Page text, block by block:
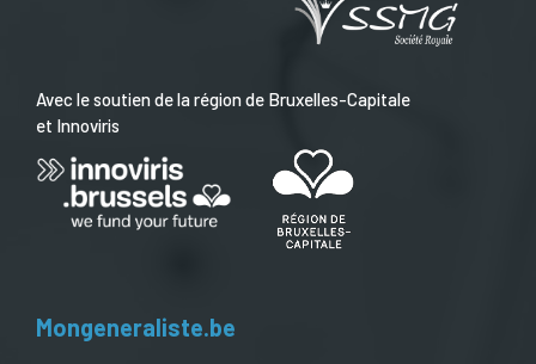
Avec le soutien de la région de Bruxelles-Capitale
et Innoviris
Mongeneraliste.be